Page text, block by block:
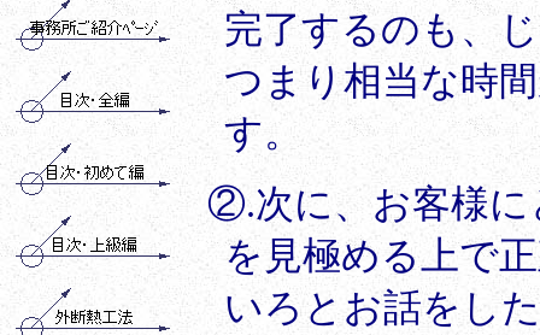
完了するのも、
つまり相当な時
す。
②.次に、お客様
を見極める上で
いろとお話をし